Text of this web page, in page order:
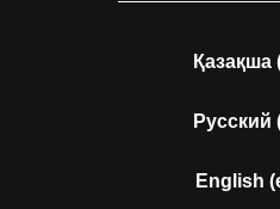
Қазақша
Русский
English